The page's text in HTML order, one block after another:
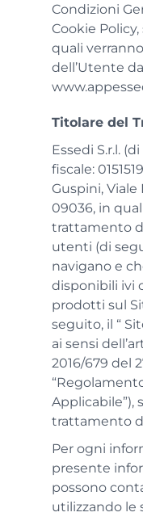
Condizioni
Cookie
quali
dell’Utente
Titolare del
Essedi S.r.l.
fiscale:
Guspini, Viale
09036, in
trattamento
utenti (di
navigano e
disponibili ivi
prodotti sul
seguito, il “
ai sensi
2016/679 del
Applicabile”),
trattamento
Per ogni
presente
possono
utilizzando le